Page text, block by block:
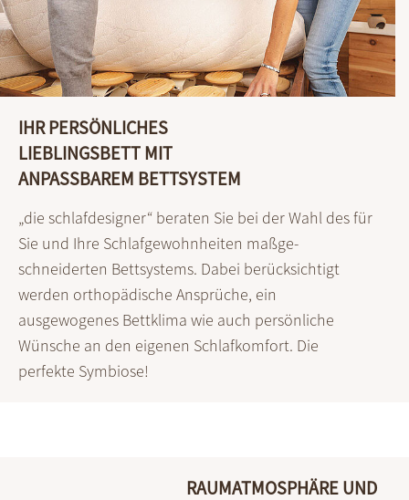
IHR PERSÖNLICHES
LIEBLINGSBETT MIT
ANPASSBAREM BETTSYSTEM
„die schlafdesigner“ beraten Sie bei der Wahl des für
Sie und Ihre Schlaf­gewohn­heiten maß­ge­
schneiderten Bett­systems. Dabei berück­sichtigt
werden ortho­pädische Ansprüche, ein
ausgewogenes Bett­klima wie auch persönliche
Wünsche an den eigenen Schlaf­komfort. Die
perfekte Symbiose!
RAUMATMOSPHÄRE UND